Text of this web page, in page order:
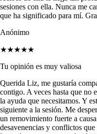
sesiones con ella. Nunca me
que ha significado para mí.
Anónimo
★★★★★
Tu opinión es muy valiosa
Querida Liz, me gustaría
contigo. A veces hasta que no
la ayuda que necesitamos. Y
siguiente a la sesión. Me
un removimiento fuerte a
desavenencias y conflictos